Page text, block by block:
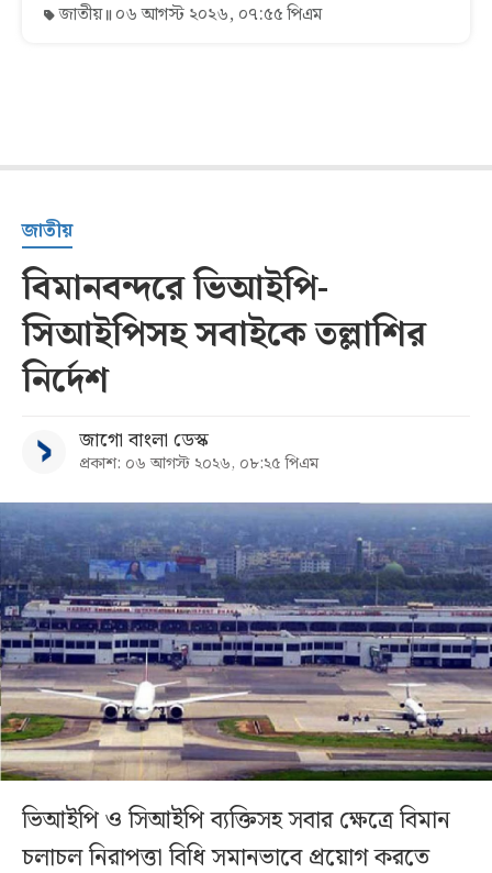
জাতীয় ০৬ আগস্ট ২০২৬, ০৭:৫৫ পিএম
জাতীয়
বিমানবন্দরে ভিআইপি-
সিআইপিসহ সবাইকে তল্লাশির
নির্দেশ
জাগো বাংলা ডেস্ক
প্রকাশ: ০৬ আগস্ট ২০২৬, ০৮:২৫ পিএম
ভিআইপি ও সিআইপি ব্যক্তিসহ সবার ক্ষেত্রে বিমান
চলাচল নিরাপত্তা বিধি সমানভাবে প্রয়োগ করতে